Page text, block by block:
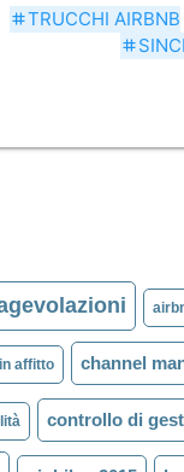
tagTRUCCHI AIRBNB
tag
affitto channel
controllo di